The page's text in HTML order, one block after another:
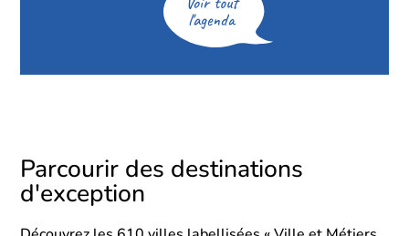
l'agenda
Parcourir des destinations
d'exception